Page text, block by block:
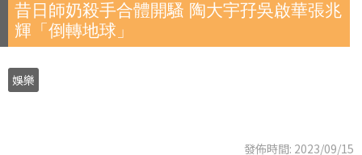
昔日師奶殺手合體開騷 陶大宇孖吳啟華張兆
輝「倒轉地球」
娛樂
發佈時間: 2023/09/15